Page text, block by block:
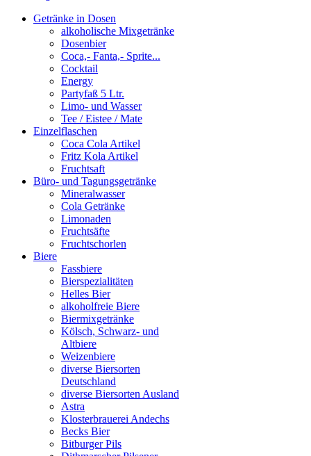
Getränke in Dosen
alkoholische Mixgetränke
Dosenbier
Coca,- Fanta,- Sprite...
Cocktail
Energy
Partyfaß 5 Ltr.
Limo- und Wasser
Tee / Eistee / Mate
Einzelflaschen
Coca Cola Artikel
Fritz Kola Artikel
Fruchtsaft
Büro- und Tagungsgetränke
Mineralwasser
Cola Getränke
Limonaden
Fruchtsäfte
Fruchtschorlen
Biere
Fassbiere
Bierspezialitäten
Helles Bier
alkoholfreie Biere
Biermixgetränke
Kölsch, Schwarz- und
Altbiere
Weizenbiere
diverse Biersorten
Deutschland
diverse Biersorten Ausland
Astra
Klosterbrauerei Andechs
Becks Bier
Bitburger Pils